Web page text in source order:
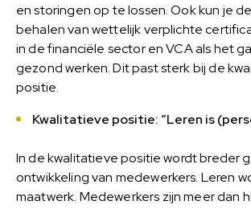
en storingen op te lossen. Ook kun je
behalen van wettelijk verplichte
in de financiële sector en VCA als het
gezond werken. Dit past sterk bij de
positie.
Kwalitatieve positie: “Leren is
In de kwalitatieve positie wordt breder
ontwikkeling van medewerkers. Leren
maatwerk. Medewerkers zijn meer dan